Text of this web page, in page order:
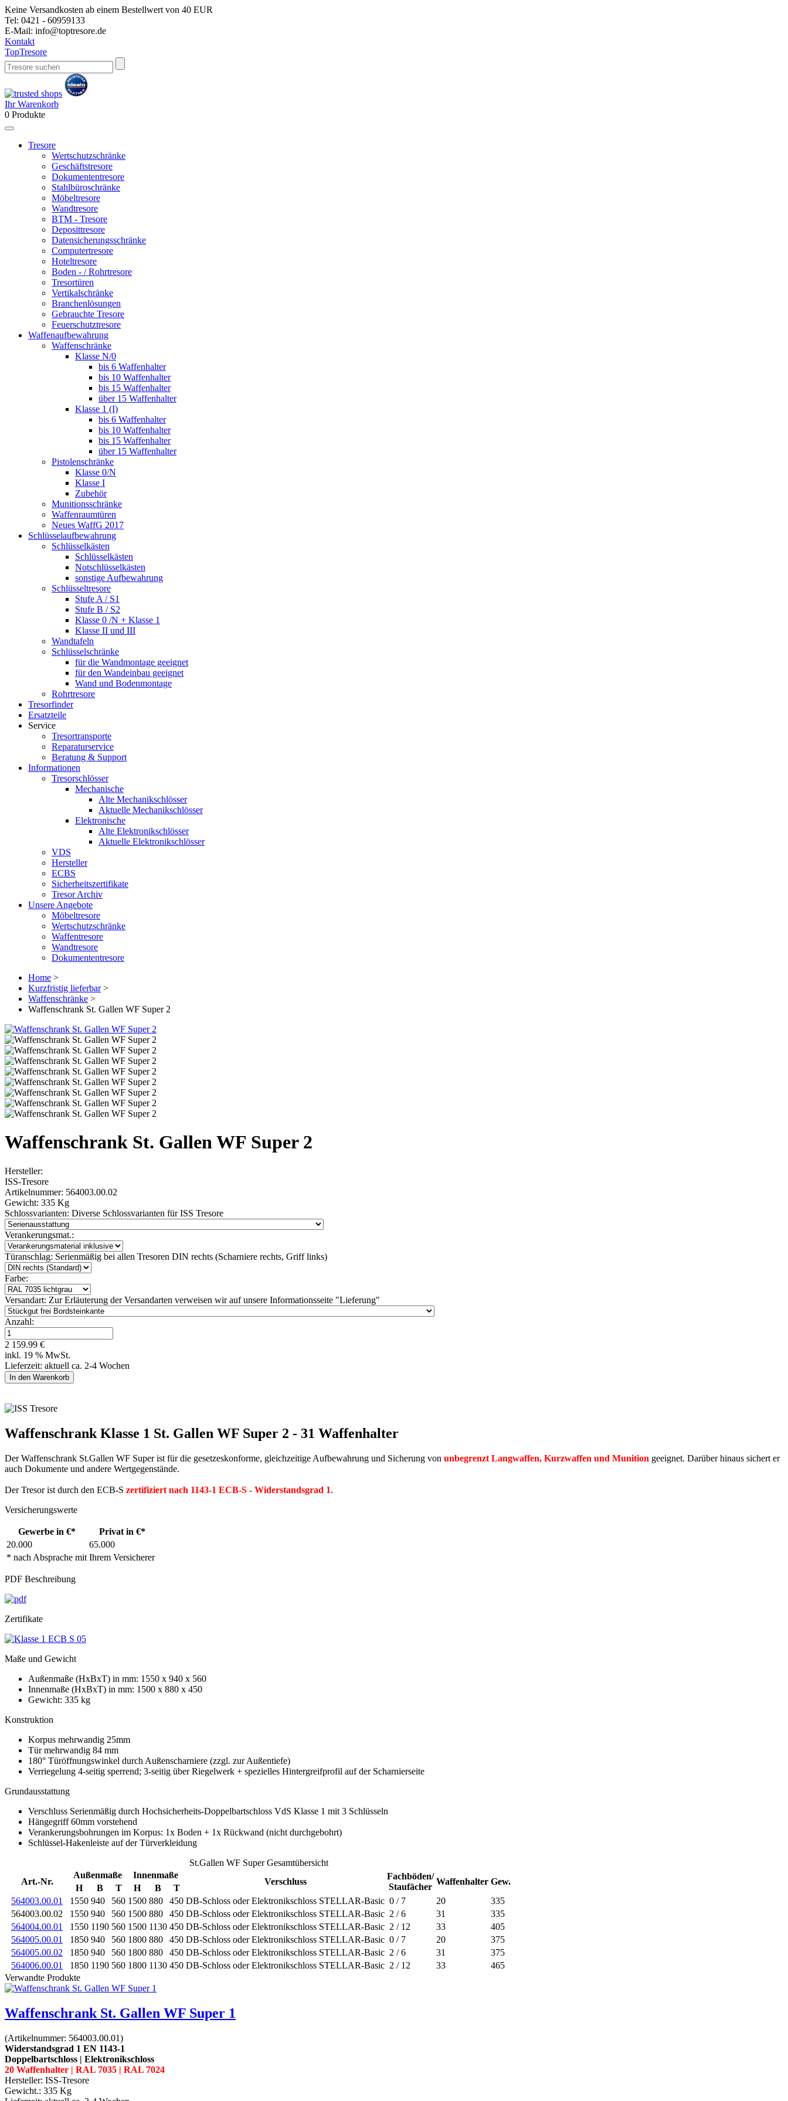
Keine Versandkosten ab einem Bestellwert von 40 EUR
Tel: 0421 - 60959133
E-Mail: info@toptresore.de
Kontakt
TopTresore
Ihr Warenkorb
0 Produkte
Tresore
Wertschutzschränke
Geschäftstresore
Dokumententresore
Stahlbüroschränke
Möbeltresore
Wandtresore
BTM - Tresore
Deposittresore
Datensicherungsschränke
Computertresore
Hoteltresore
Boden - / Rohrtresore
Tresortüren
Vertikalschränke
Branchenlösungen
Gebrauchte Tresore
Feuerschutztresore
Waffenaufbewahrung
Waffenschränke
Klasse N/0
bis 6 Waffenhalter
bis 10 Waffenhalter
bis 15 Waffenhalter
über 15 Waffenhalter
Klasse 1 (I)
bis 6 Waffenhalter
bis 10 Waffenhalter
bis 15 Waffenhalter
über 15 Waffenhalter
Pistolenschränke
Klasse 0/N
Klasse I
Zubehör
Munitionsschränke
Waffenraumtüren
Neues WaffG 2017
Schlüsselaufbewahrung
Schlüsselkästen
Schlüsselkästen
Notschlüsselkästen
sonstige Aufbewahrung
Schlüsseltresore
Stufe A / S1
Stufe B / S2
Klasse 0 /N + Klasse 1
Klasse II und III
Wandtafeln
Schlüsselschränke
für die Wandmontage geeignet
für den Wandeinbau geeignet
Wand und Bodenmontage
Rohrtresore
Tresorfinder
Ersatzteile
Service
Tresortransporte
Reparaturservice
Beratung & Support
Informationen
Tresorschlösser
Mechanische
Alte Mechanikschlösser
Aktuelle Mechanikschlösser
Elektronische
Alte Elektronikschlösser
Aktuelle Elektronikschlösser
VDS
Hersteller
ECBS
Sicherheitszertifikate
Tresor Archiv
Unsere Angebote
Möbeltresore
Wertschutzschränke
Waffentresore
Wandtresore
Dokumententresore
Home >
Kurzfristig lieferbar >
Waffenschränke >
Waffenschrank St. Gallen WF Super 2
Waffenschrank St. Gallen WF Super 2
Hersteller:
ISS-Tresore
Artikelnummer: 564003.00.02
Gewicht: 335 Kg
Schlossvarianten: Diverse Schlossvarianten für ISS Tresore
Verankerungsmat.:
Türanschlag: Serienmäßig bei allen Tresoren DIN rechts (Scharniere rechts, Griff links)
Farbe:
Versandart: Zur Erläuterung der Versandarten verweisen wir auf unsere Informationsseite "Lieferung"
Anzahl:
2 159.99 €
inkl. 19 % MwSt.
Lieferzeit: aktuell ca. 2-4 Wochen
Waffenschrank Klasse 1 St. Gallen WF Super 2 - 31 Waffenhalter
Der Waffenschrank St.Gallen WF Super ist für die gesetzeskonforme, gleichzeitige Aufbewahrung und Sicherung von unbegrenzt Langwaffen, Kurzwaffen und Munition geeignet. Darüber hinaus sichert er
auch Dokumente und andere Wertgegenstände.
Der Tresor ist durch den ECB-S zertifiziert nach 1143-1 ECB-S - Widerstandsgrad 1.
Versicherungswerte
Gewerbe in €* Privat in €*
* nach Absprache mit Ihrem Versicherer
20.000 65.000
PDF Beschreibung
Zertifikate
Maße und Gewicht
Außenmaße (HxBxT) in mm: 1550 x 940 x 560
Innenmaße (HxBxT) in mm: 1500 x 880 x 450
Gewicht: 335 kg
Konstruktion
Korpus mehrwandig 25mm
Tür mehrwandig 84 mm
180° Türöffnungswinkel durch Außenscharniere (zzgl. zur Außentiefe)
Verriegelung 4-seitig sperrend; 3-seitig über Riegelwerk + spezielles Hintergreifprofil auf der Scharnierseite
Grundausstattung
Verschluss Serienmäßig durch Hochsicherheits-Doppelbartschloss VdS Klasse 1 mit 3 Schlüsseln
Hängegriff 60mm vorstehend
Verankerungsbohrungen im Korpus: 1x Boden + 1x Rückwand (nicht durchgebohrt)
Schlüssel-Hakenleiste auf der Türverkleidung
St.Gallen WF Super Gesamtübersicht
Art.-Nr.
Außenmaße Innenmaße
Verschluss
Fachböden/
Staufächer
Waffenhalter Gew.
H B T H B
T
564003.00.01
1550 940 560 1500 880 450 DB-Schloss oder Elektronikschloss STELLAR-Basic 0 / 7 20
335
564003.00.02
1550 940 560 1500 880 450 DB-Schloss oder Elektronikschloss STELLAR-Basic 2 / 6 31
335
564004.00.01
1550 1190 560 1500 1130 450 DB-Schloss oder Elektronikschloss STELLAR-Basic 2 / 12 33
405
564005.00.01
1850 940 560 1800 880 450 DB-Schloss oder Elektronikschloss STELLAR-Basic 0 / 7 20
375
564005.00.02
1850 940 560 1800 880 450 DB-Schloss oder Elektronikschloss STELLAR-Basic 2 / 6 31
375
564006.00.01
1850 1190 560 1800 1130 450 DB-Schloss oder Elektronikschloss STELLAR-Basic 2 / 12 33
465
Verwandte Produkte
Waffenschrank St. Gallen WF Super 1
(Artikelnummer: 564003.00.01)
Widerstandsgrad 1 EN 1143-1
Doppelbartschloss | Elektronikschloss
20 Waffenhalter | RAL 7035 | RAL 7024
Hersteller: ISS-Tresore
Gewicht.: 335 Kg